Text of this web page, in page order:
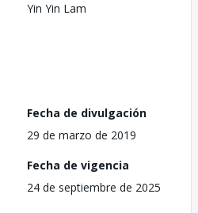
Yin Yin Lam
Fecha de divulgación
29 de marzo de 2019
Fecha de vigencia
24 de septiembre de 2025